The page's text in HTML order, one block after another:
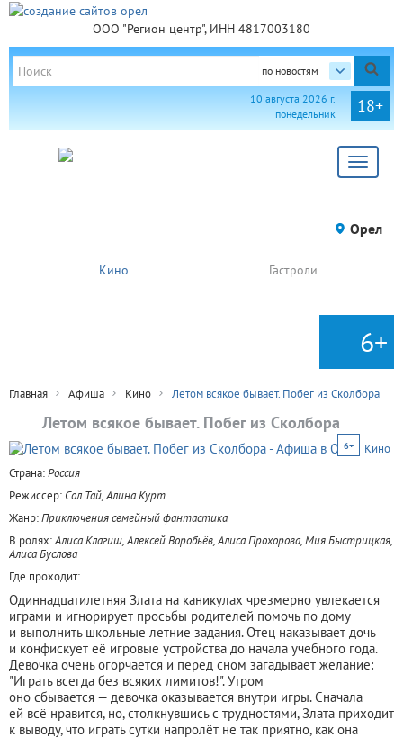
ООО "Регион центр", ИНН 4817003180
по новостям
18+
10 августа 2026 г.
понедельник
Toggle
Орел
Кино Гастроли
6+
Главная Афиша Кино Летом всякое бывает. Побег из Сколбора
Летом всякое бывает. Побег из Сколбора
6+
Кино
Страна:Россия
Режиссер: Сол Тай, Алина Курт
Жанр:Приключения семейный фантастика
В ролях:Алиса Клагиш, Алексей Воробьёв, Алиса Прохорова, Мия Быстрицкая,
Алиса Буслова
Где проходит:
Одиннадцатилетняя Злата на каникулах чрезмерно увлекается
играми и игнорирует просьбы родителей помочь по дому
и выполнить школьные летние задания. Отец наказывает дочь
и конфискует её игровые устройства до начала учебного года.
Девочка очень огорчается и перед сном загадывает желание:
"Играть всегда без всяких лимитов!". Утром
оно сбывается — девочка оказывается внутри игры. Сначала
ей всё нравится, но, столкнувшись с трудностями, Злата приходит
к выводу, что играть сутки напролёт не так приятно, как она